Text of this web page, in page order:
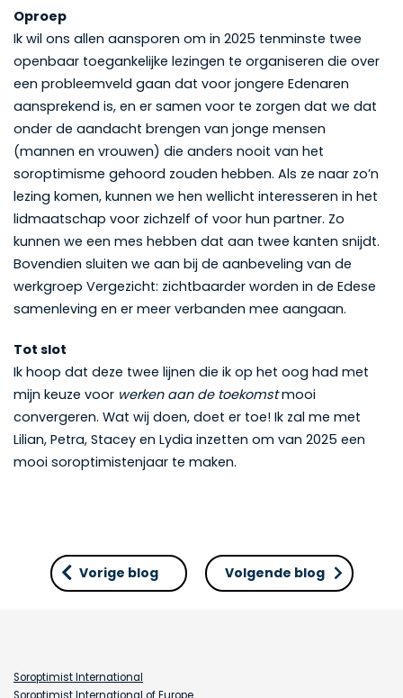
Oproep
Ik wil ons allen aansporen om in 2025 tenminste twee
openbaar toegankelijke lezingen te organiseren die over
een probleemveld gaan dat voor jongere Edenaren
aansprekend is, en er samen voor te zorgen dat we dat
onder de aandacht brengen van jonge mensen
(mannen en vrouwen) die anders nooit van het
soroptimisme gehoord zouden hebben. Als ze naar zo’n
lezing komen, kunnen we hen wellicht interesseren in het
lidmaatschap voor zichzelf of voor hun partner. Zo
kunnen we een mes hebben dat aan twee kanten snijdt.
Bovendien sluiten we aan bij de aanbeveling van de
werkgroep Vergezicht: zichtbaarder worden in de Edese
samenleving en er meer verbanden mee aangaan.
Tot slot
Ik hoop dat deze twee lijnen die ik op het oog had met
mijn keuze voor werken aan de toekomstmooi
convergeren. Wat wij doen, doet er toe! Ik zal me met
Lilian, Petra, Stacey en Lydia inzetten om van 2025 een
mooi soroptimistenjaar te maken.
Vorige blog Volgende blog
Soroptimist International
Soroptimist International of Europe